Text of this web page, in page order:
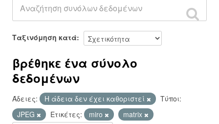
Ομάδες
Σχετικά
Ταξινόμηση κατά
βρέθηκε ένα σύνολο
δεδομένων
Άδειες: Η άδεια δεν έχει καθοριστεί
Τύποι:
JPEG
Ετικέτες: miro
matrix